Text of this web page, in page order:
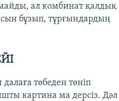
ал комбинат қалдық
бұзып, тұрғындардың
төбеден төніп
картина ма дерсіз. Дәл